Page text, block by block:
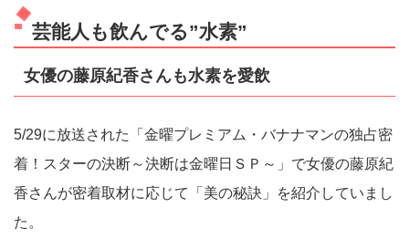
芸能人も飲んでる”水素”
女優の藤原紀香さんも水素を愛飲
5/29に放送された「金曜プレミアム・バナナマンの独占密
着！スターの決断～決断は金曜日ＳＰ～」で女優の藤原紀
香さんが密着取材に応じて「美の秘訣」を紹介していまし
た。